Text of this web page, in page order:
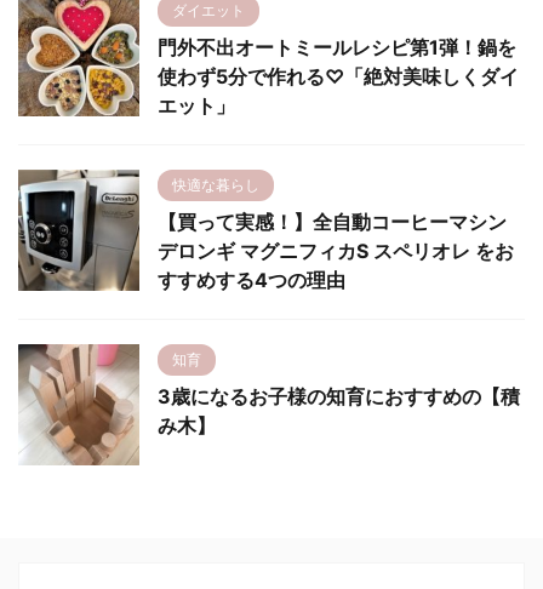
ダイエット
門外不出オートミールレシピ第1弾！鍋を
使わず5分で作れる♡「絶対美味しくダイ
エット」
快適な暮らし
【買って実感！】全自動コーヒーマシン
デロンギ マグニフィカS スペリオレ をお
すすめする4つの理由
知育
3歳になるお子様の知育におすすめの【積
み木】